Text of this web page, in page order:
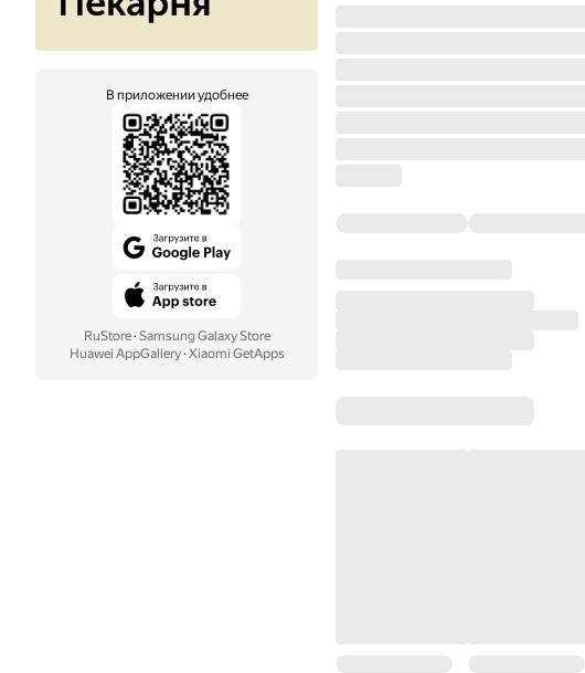
В приложении удобнее
RuStore· Samsung Galaxy Store
Huawei AppGallery· Xiaomi GetApps